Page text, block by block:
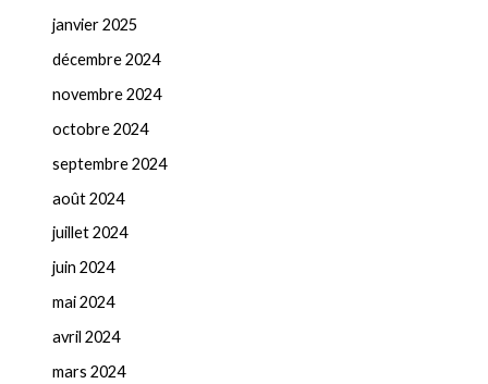
janvier 2025
décembre 2024
novembre 2024
octobre 2024
septembre 2024
août 2024
juillet 2024
juin 2024
mai 2024
avril 2024
mars 2024